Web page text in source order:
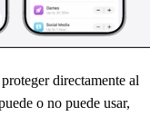
directamente al
o no puede usar,